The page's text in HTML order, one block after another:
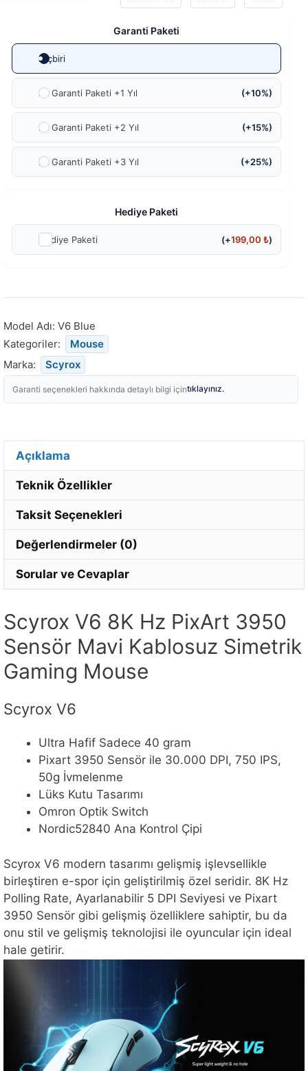
Garanti Paketi
Hiçbiri
Ek Garanti Paketi +1 Yıl (+10%)
Ek Garanti Paketi +2 Yıl (+15%)
Ek Garanti Paketi +3 Yıl (+25%)
Hediye Paketi
Hediye Paketi (+199,00₺)
Model Adı: V6 Blue
Kategoriler:
Mouse
Marka:
Scyrox
Garanti seçenekleri hakkında detaylı bilgi içintıklayınız.
Açıklama
Teknik Özellikler
Taksit Seçenekleri
Değerlendirmeler (0)
Sorular ve Cevaplar
Scyrox V6 8K Hz PixArt 3950
Sensör Mavi Kablosuz Simetrik
Gaming Mouse
Scyrox V6
Ultra Hafif Sadece 40 gram
Pixart 3950 Sensör ile 30.000 DPI, 750 IPS,
50g İvmelenme
Lüks Kutu Tasarımı
Omron Optik Switch
Nordic52840 Ana Kontrol Çipi
Scyrox V6 modern tasarımı gelişmiş işlevsellikle
birleştiren e-spor için geliştirilmiş özel seridir. 8K Hz
Polling Rate, Ayarlanabilir 5 DPI Seviyesi ve Pixart
3950 Sensör gibi gelişmiş özelliklere sahiptir, bu da
onu stil ve gelişmiş teknolojisi ile oyuncular için ideal
hale getirir.